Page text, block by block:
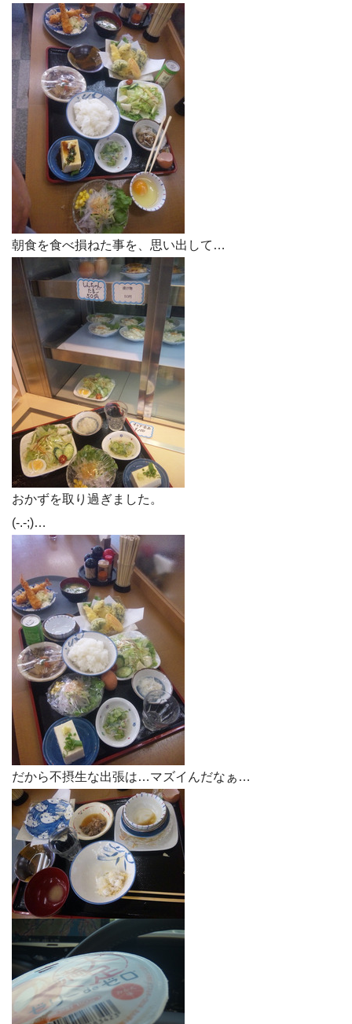
朝食を食べ損ねた事を、思い出して…
おかずを取り過ぎました。
(-.-;)…
だから不摂生な出張は…マズイんだなぁ…